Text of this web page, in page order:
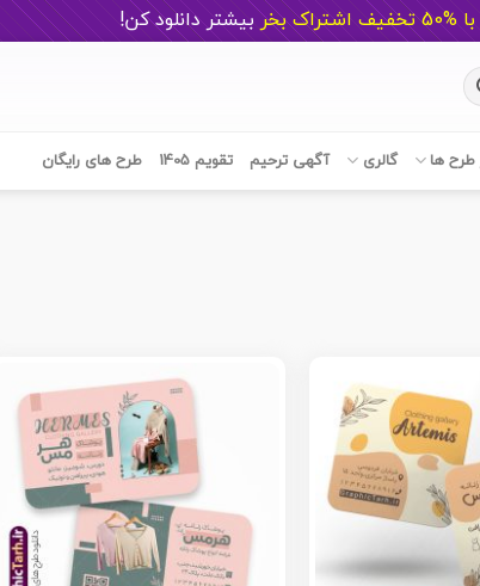
با %50 تخفیف اشتراک بخر بیشتر دانلود کن!
طرح ها گالری آگهی ترحیم تقویم 1405 طرح های رایگان